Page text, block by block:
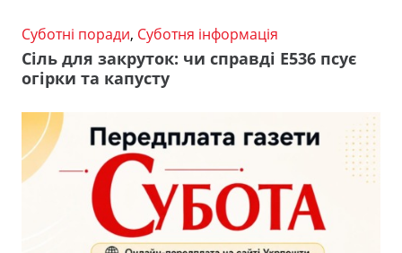
Суботні поради, Суботня інформація
Сіль для закруток: чи справді Е536 псує
огірки та капусту